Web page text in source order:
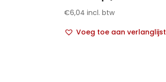
€6,04 incl. btw
Voeg toe aan verlanglijst